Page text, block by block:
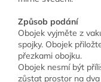
Způsob podání
Obojek vyjměte z
spojky. Obojek
přezkami obojku.
Obojek nesmí být
zůstat prostor na